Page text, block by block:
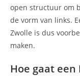
open structuur om
de vorm van links.
Zwolle is dus
maken.
Hoe gaat